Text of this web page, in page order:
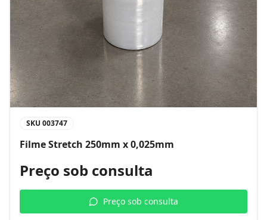
SKU 003747
Filme Stretch 250mm x 0,025mm
Preço sob consulta
Preço sob consulta